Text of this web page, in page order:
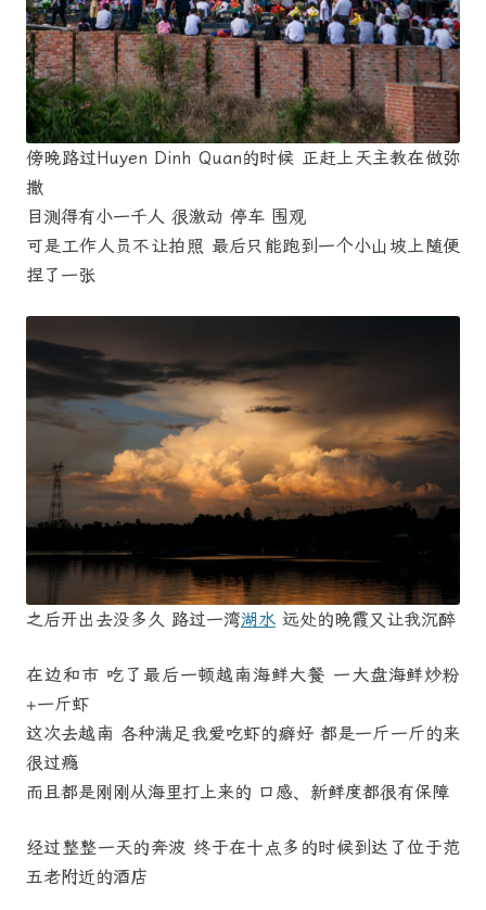
傍晚路过Huyen Dinh Quan的时候 正赶上天主教在做弥
撒
目测得有小一千人 很激动 停车 围观
可是工作人员不让拍照 最后只能跑到一个小山坡上随便
捏了一张
之后开出去没多久 路过一湾湖水 远处的晚霞又让我沉醉
在边和市 吃了最后一顿越南海鲜大餐 一大盘海鲜炒粉
+一斤虾
这次去越南 各种满足我爱吃虾的癖好 都是一斤一斤的来
很过瘾
而且都是刚刚从海里打上来的 口感、新鲜度都很有保障
经过整整一天的奔波 终于在十点多的时候到达了位于范
五老附近的酒店